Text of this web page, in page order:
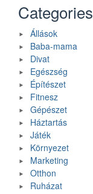
Categories
Állások
Baba-mama
Divat
Egészség
Építészet
Fitnesz
Gépészet
Háztartás
Játék
Környezet
Marketing
Otthon
Ruházat